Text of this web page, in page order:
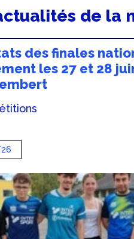
de la
des finales
les 27 et 28